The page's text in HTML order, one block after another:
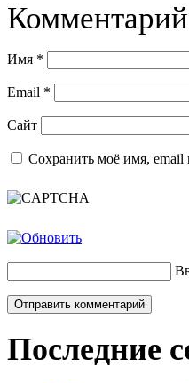
Комментарий
Имя *
Email *
Сайт
Сохранить моё имя, email
Последние